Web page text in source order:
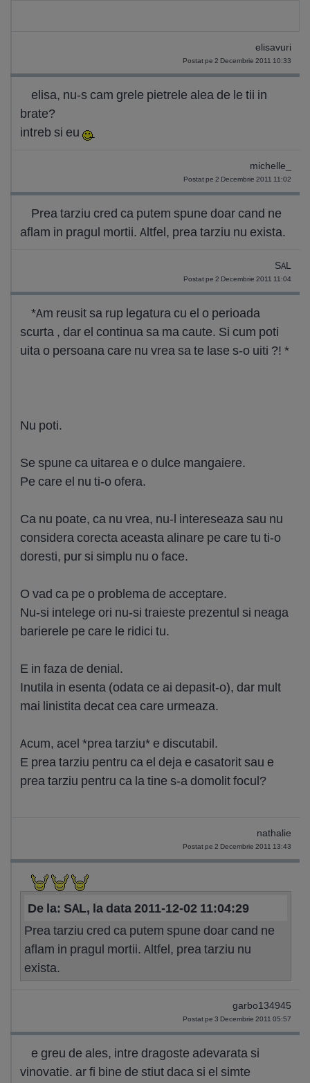
elisavuri
Postat pe 2 Decembrie 2011 10:33
elisa, nu-s cam grele pietrele alea de le tii in
brate?
intreb si eu
michelle_
Postat pe 2 Decembrie 2011 11:02
Prea tarziu cred ca putem spune doar cand ne
aflam in pragul mortii. Altfel, prea tarziu nu exista.
SAL
Postat pe 2 Decembrie 2011 11:04
*Am reusit sa rup legatura cu el o perioada
scurta , dar el continua sa ma caute. Si cum poti
uita o persoana care nu vrea sa te lase s-o uiti ?! *
Nu poti.
Se spune ca uitarea e o dulce mangaiere.
Pe care el nu ti-o ofera.
Ca nu poate, ca nu vrea, nu-l intereseaza sau nu
considera corecta aceasta alinare pe care tu ti-o
doresti, pur si simplu nu o face.
O vad ca pe o problema de acceptare.
Nu-si intelege ori nu-si traieste prezentul si neaga
barierele pe care le ridici tu.
E in faza de denial.
Inutila in esenta (odata ce ai depasit-o), dar mult
mai linistita decat cea care urmeaza.
Acum, acel *prea tarziu* e discutabil.
E prea tarziu pentru ca el deja e casatorit sau e
prea tarziu pentru ca la tine s-a domolit focul?
nathalie
Postat pe 2 Decembrie 2011 13:43
De la: SAL, la data 2011-12-02 11:04:29
Prea tarziu cred ca putem spune doar cand ne
aflam in pragul mortii. Altfel, prea tarziu nu
exista.
garbo134945
Postat pe 3 Decembrie 2011 05:57
e greu de ales, intre dragoste adevarata si
vinovatie. ar fi bine de stiut daca si el simte